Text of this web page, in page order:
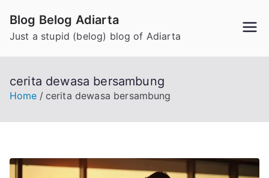
content
Blog Belog Adiarta
Just a stupid (belog) blog of Adiarta
cerita dewasa bersambung
Home cerita dewasa bersambung